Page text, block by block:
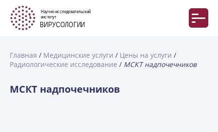
Главная Медицинские услуги
Цены на услуги
Радиологические исследование
МСКТ надпочечников
МСКТ надпочечников